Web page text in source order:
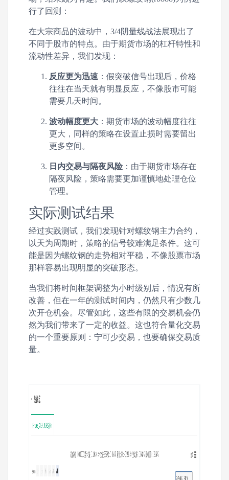
行了回测：
在大宗商品的波动中，3/4阴量线战法展现出了
不同于股市的特点。由于期货市场的杠杆特性和
流动性差异，我们发现：
反应更为迅速 ：假突破信号出现后，价格
往往在当天就有明显反应，不像股市可能
需要几天时间。
波动幅度更大 ：期货市场的波动幅度往往
更大，同样的策略在设置止损时需要留出
更多空间。
日内交易与隔夜风险：由于期货市场存在
隔夜风险，策略需要更加谨慎地处理仓位
管理。
实际测试结果
经过实践测试，我们发现针对螺纹钢主力合约，
以天为周期时，策略的信号较难满足条件。这可
能是因为螺纹钢的走势相对平稳，不像股票市场
那样容易出现明显的突破形态。
当我们将时间框架调整为小时级别后，情况有所
改善，但在一年的测试时间内，仍然只有少数几
次开仓机会。尽管如此，这些有限的交易机会仍
然为我们带来了一定的收益。这也符合量化交易
的一个重要原则：宁可少交易，也要确保交易质
量。